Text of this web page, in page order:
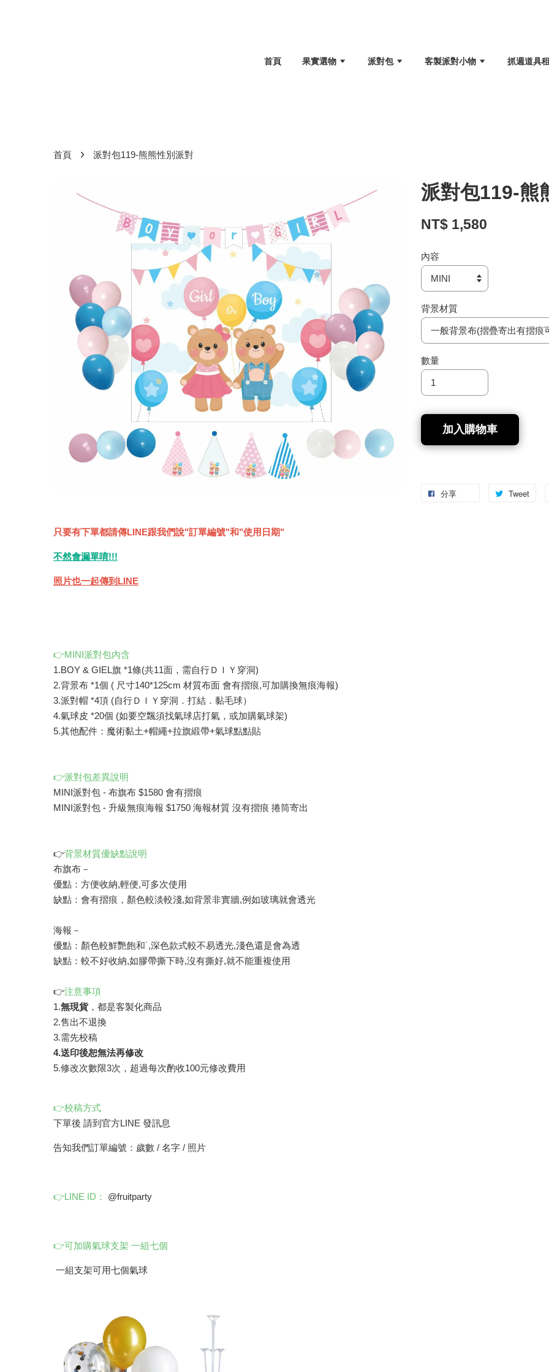
首頁 果實選物 派對包 客製派對小物 抓週道具
首頁 › 派對包119-熊熊性別派對
派對包119-熊
NT$ 1,580
內容
背景材質
數量
加入購物車
分享 Tweet
只要有下單都請傳LINE跟我們說"訂單編號"和"使用日期"
不然會漏單唷!!!
照片也一起傳到LINE
👉MINI派對包內含
1.BOY & GIEL旗 *1條(共11面，需自行ＤＩＹ穿洞)
2.背景布 *1個 ( 尺寸140*125cm 材質布面 會有摺痕,可加購換無痕海報)
3.派對帽 *4頂 (自行ＤＩＹ穿洞．打結．黏毛球）
4.氣球皮 *20個 (如要空飄須找氣球店打氣，或加購氣球架)
5.其他配件：魔術黏土+帽繩+拉旗緞帶+氣球點點貼
👉派對包差異說明
MINI派對包 - 布旗布 $1580 會有摺痕
MINI派對包 - 升級無痕海報 $1750 海報材質 沒有摺痕 捲筒寄出
👉背景材質優缺點說明
布旗布－
優點：方便收納,輕便,可多次使用
缺點：會有摺痕，顏色較淡較淺,如背景非實牆,例如玻璃就會透光
海報－
優點：顏色較鮮艷飽和˙,深色款式較不易透光,淺色還是會為透
缺點：較不好收納,如膠帶撕下時,沒有撕好,就不能重複使用
👉注意事項
1.無現貨，都是客製化商品
2.售出不退換
3.需先校稿
4.送印後恕無法再修改
5.修改次數限3次，超過每次酌收100元修改費用
👉校稿方式
下單後 請到官方LINE 發訊息
告知我們訂單編號：歲數 / 名字 / 照片
👉LINE ID： @fruitparty
👉可加購氣球支架 一組七個
一組支架可用七個氣球